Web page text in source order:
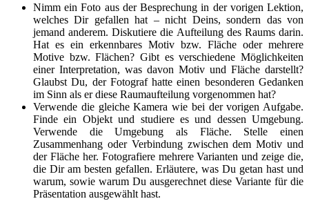
Nimm ein Foto aus der Besprechung in der vorigen Lektion,
welches Dir gefallen hat – nicht Deins, sondern das von
jemand anderem. Diskutiere die Aufteilung des Raums darin.
Hat es ein erkennbares Motiv bzw. Fläche oder mehrere
Motive bzw. Flächen? Gibt es verschiedene Möglichkeiten
einer Interpretation, was davon Motiv und Fläche darstellt?
Glaubst Du, der Fotograf hatte einen besonderen Gedanken
im Sinn als er diese Raumaufteilung vorgenommen hat?
Verwende die gleiche Kamera wie bei der vorigen Aufgabe.
Finde ein Objekt und studiere es und dessen Umgebung.
Verwende die Umgebung als Fläche. Stelle einen
Zusammenhang oder Verbindung zwischen dem Motiv und
der Fläche her. Fotografiere mehrere Varianten und zeige die,
die Dir am besten gefallen. Erläutere, was Du getan hast und
warum, sowie warum Du ausgerechnet diese Variante für die
Präsentation ausgewählt hast.